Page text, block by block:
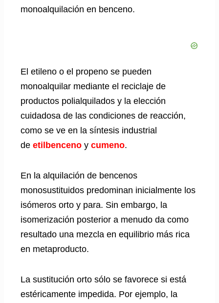
monoalquilación en benceno.
El etileno o el propeno se pueden
monoalquilar mediante el reciclaje de
productos polialquilados y la elección
cuidadosa de las condiciones de reacción,
como se ve en la síntesis industrial
de etilbenceno y cumeno.
En la alquilación de bencenos
monosustituidos predominan inicialmente los
isómeros orto y para. Sin embargo, la
isomerización posterior a menudo da como
resultado una mezcla en equilibrio más rica
en metaproducto.
La sustitución orto sólo se favorece si está
estéricamente impedida. Por ejemplo, la